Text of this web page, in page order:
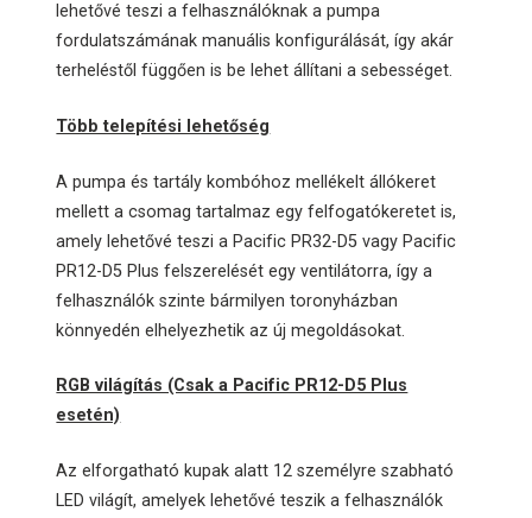
lehetővé teszi a felhasználóknak a pumpa
fordulatszámának manuális konfigurálását, így akár
terheléstől függően is be lehet állítani a sebességet.
Több telepítési lehetőség
A pumpa és tartály kombóhoz mellékelt állókeret
mellett a csomag tartalmaz egy felfogatókeretet is,
amely lehetővé teszi a Pacific PR32-D5 vagy Pacific
PR12-D5 Plus felszerelését egy ventilátorra, így a
felhasználók szinte bármilyen toronyházban
könnyedén elhelyezhetik az új megoldásokat.
RGB világítás (Csak a Pacific PR12-D5 Plus
esetén)
Az elforgatható kupak alatt 12 személyre szabható
LED világít, amelyek lehetővé teszik a felhasználók